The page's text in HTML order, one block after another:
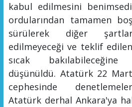
kabul edilmesini
ordularından tamamen
sürülerek diğer
edilmeyeceği ve teklif
sıcak
düşünüldü. Atatürk 22
cephesinde
Atatürk derhal Ankara'ya